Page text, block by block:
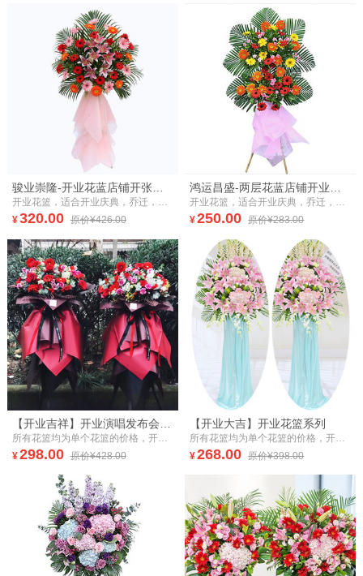
开业花篮，适合开业庆典，乔迁，祝贺。
¥320.00 原价¥426.00
开业花篮，适合开业庆典，乔迁，祝贺。
¥250.00 原价¥283.00
所有花篮均为单个花篮的价格，开业花篮一般是成对送出，寓意好事成双，建议您成对购买哦~部分花篮花材特殊，需要提前一天预定
¥298.00 原价¥428.00
【开业大吉】开业花篮系列
¥268.00 原价¥398.00